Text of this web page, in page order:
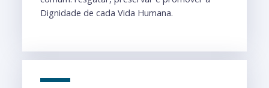
Dignidade de cada Vida Humana.